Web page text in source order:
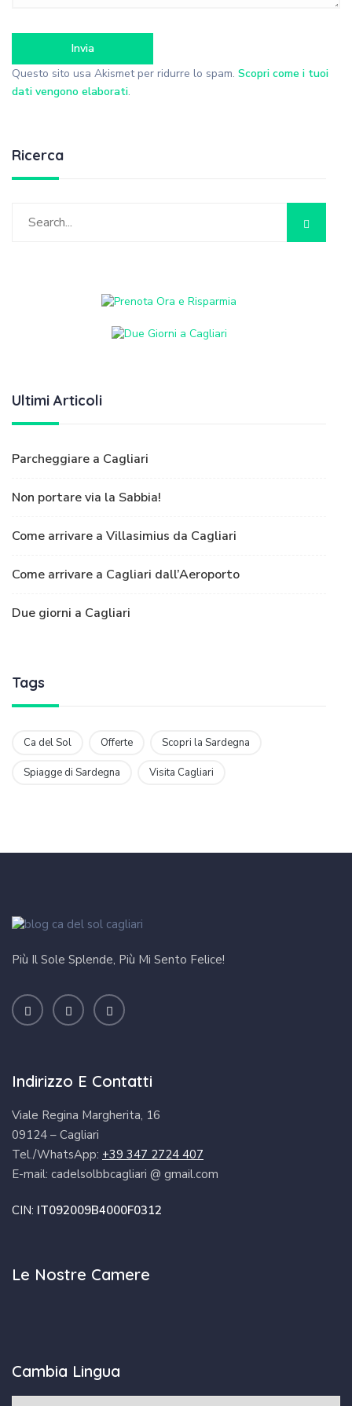
Questo sito usa Akismet per ridurre lo spam. Scopri come i tuoi
dati vengono elaborati.
Ricerca
Ultimi Articoli
Parcheggiare a Cagliari
Non portare via la Sabbia!
Come arrivare a Villasimius da Cagliari
Come arrivare a Cagliari dall’Aeroporto
Due giorni a Cagliari
Tags
Ca del Sol Offerte Scopri la Sardegna
Spiagge di Sardegna Visita Cagliari
Più Il Sole Splende, Più Mi Sento Felice!
Indirizzo E Contatti
Viale Regina Margherita, 16
09124 – Cagliari
Tel./WhatsApp: +39 347 2724 407
E-mail: cadelsolbbcagliari @ gmail.com
CIN: IT092009B4000F0312
Le Nostre Camere
Cambia Lingua